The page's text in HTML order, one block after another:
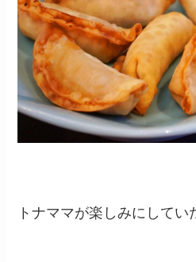
トナママが楽しみにしてい